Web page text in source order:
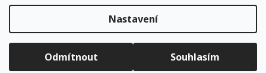
Nastavení
Odmítnout Souhlasím
Objednávky, které přijmeme a jsou uhrazeny do 11,00 hodin
expedujeme ještě v ten samý den. Vyčkejte prosím na
informace od přepravní společnosti. Pokud jste zvolili osobní
vyzvednutí na některé z našich poboček - vyčkejte na informační
Vytvořil Shoptet|ShopCode